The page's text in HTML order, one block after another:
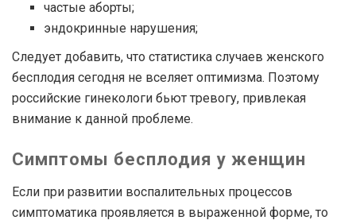
частые аборты;
эндокринные нарушения;
Следует добавить, что статистика случаев женского
бесплодия сегодня не вселяет оптимизма. Поэтому
российские гинекологи бьют тревогу, привлекая
внимание к данной проблеме.
Симптомы бесплодия у женщин
Если при развитии воспалительных процессов
симптоматика проявляется в выраженной форме, то